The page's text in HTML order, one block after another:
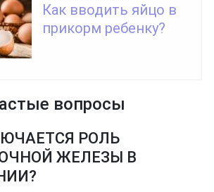
Как вводить яйцо в
прикорм ребенку?
вопросы
РОЛЬ
ЖЕЛЕЗЫ В